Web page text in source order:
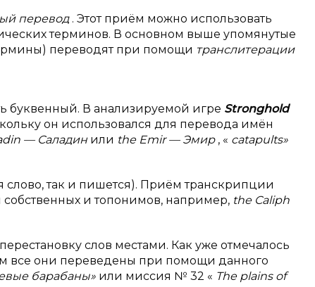
перевод . Этот приём можно использовать
терминов. В основном выше упомянутые
переводят при помощи транслитерации
буквенный. В анализируемой игре Stronghold
он использовался для перевода имён
— Саладин или the Emir — Эмир , « catapults»
слово, так и пишется). Приём транскрипции
и топонимов, например, the Caliph
слов местами. Как уже отмечалось
все они переведены при помощи данного
барабаны» или миссия № 32 « The plains of